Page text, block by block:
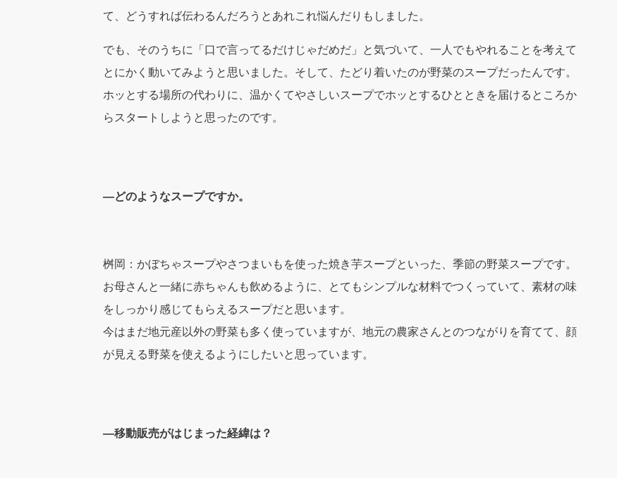
て、どうすれば伝わるんだろうとあれこれ悩んだりもしました。
でも、そのうちに「口で言ってるだけじゃだめだ」と気づいて、一人でもやれることを考えて
とにかく動いてみようと思いました。そして、たどり着いたのが野菜のスープだったんです。
ホッとする場所の代わりに、温かくてやさしいスープでホッとするひとときを届けるところか
らスタートしようと思ったのです。
―どのようなスープですか。
桝岡：かぼちゃスープやさつまいもを使った焼き芋スープといった、季節の野菜スープです。
お母さんと一緒に赤ちゃんも飲めるように、とてもシンプルな材料でつくっていて、素材の味
をしっかり感じてもらえるスープだと思います。
今はまだ地元産以外の野菜も多く使っていますが、地元の農家さんとのつながりを育てて、顔
が見える野菜を使えるようにしたいと思っています。
―移動販売がはじまった経緯は？